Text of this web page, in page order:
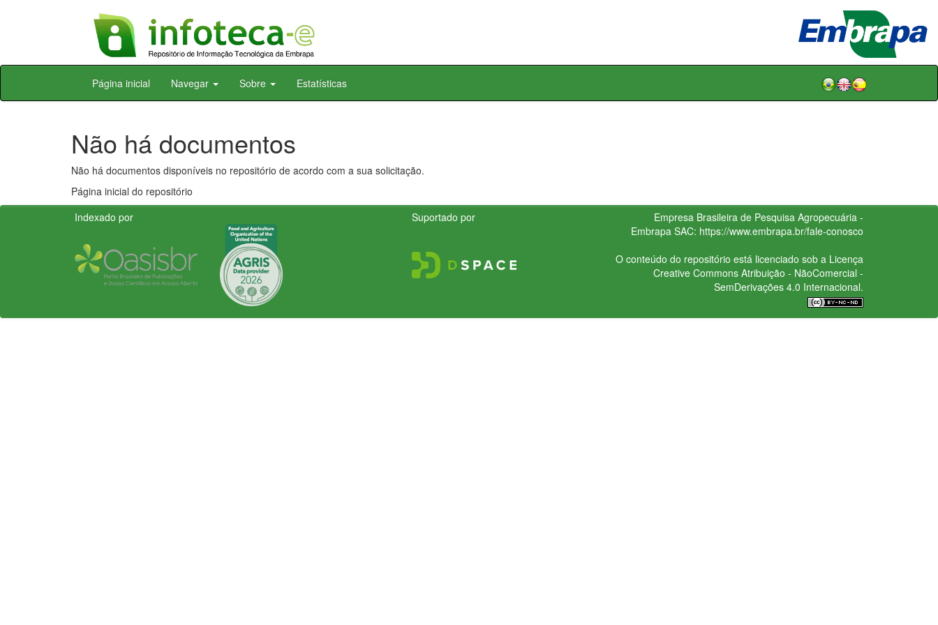
Skip
Página inicial Navegar Sobre Estatísticas
Não há documentos
Não há documentos disponíveis no repositório de acordo com a sua solicitação.
Página inicial do repositório
Indexado por
Suportado por
Empresa Brasileira de Pesquisa Agropecuária -
Embrapa SAC: https://www.embrapa.br/fale-conosco
O conteúdo do repositório está licenciado sob a Licença
Creative CommonsAtribuição - NãoComercial -
SemDerivações 4.0 Internacional.